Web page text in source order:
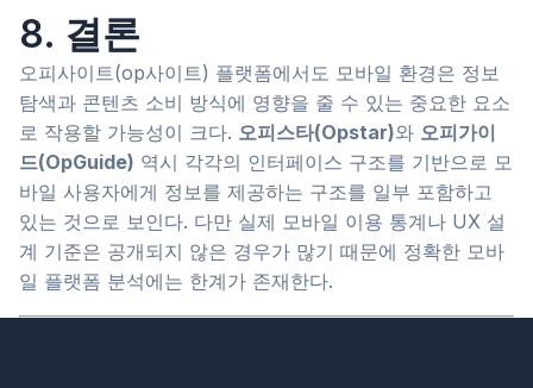
8. 결론
오피사이트(op사이트) 플랫폼에서도 모바일 환경은 정보
탐색과 콘텐츠 소비 방식에 영향을 줄 수 있는 중요한 요소
로 작용할 가능성이 크다. 오피스타(Opstar)와 오피가이
드(OpGuide) 역시 각각의 인터페이스 구조를 기반으로 모
바일 사용자에게 정보를 제공하는 구조를 일부 포함하고
있는 것으로 보인다. 다만 실제 모바일 이용 통계나 UX 설
계 기준은 공개되지 않은 경우가 많기 때문에 정확한 모바
일 플랫폼 분석에는 한계가 존재한다.